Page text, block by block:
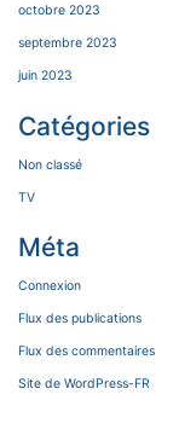
octobre 2023
septembre 2023
juin 2023
Catégories
Non classé
TV
Méta
Connexion
Flux des publications
Flux des commentaires
Site de WordPress-FR